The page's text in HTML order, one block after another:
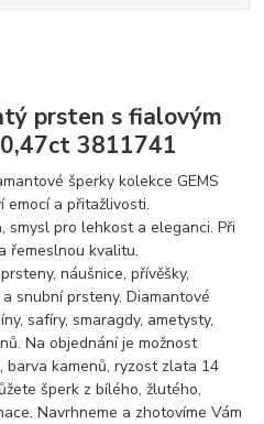
prsten s fialovým
3811741
šperky kolekce GEMS
emocí a přitažlivosti.
smysl pro lehkost a eleganci. Při
řemeslnou kvalitu.
náušnice, přívěšky,
snubní prsteny. Diamantové
safíry, smaragdy, ametysty,
Na objednání je možnost
barva kamenů, ryzost zlata 14
šperk z bílého, žlutého,
Navrhneme a zhotovíme Vám